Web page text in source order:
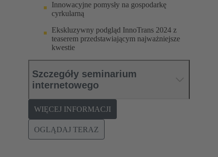
Innowacyjne pomysły na gospodarkę
cyrkularną
Ekskluzywny podgląd InnoTrans 2024 z
teaserem przedstawiającym najważniejsze
kwestie
Szczegóły seminarium
internetowego
WIĘCEJ INFORMACJI
OGLĄDAJ TERAZ